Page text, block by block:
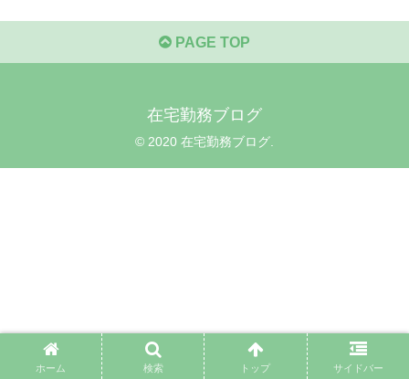
PAGE TOP
在宅勤務ブログ
© 2020 在宅勤務ブログ.
ホーム 検索 トップ サイドバー